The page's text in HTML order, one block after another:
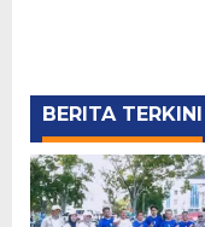
BERITA TERKINI